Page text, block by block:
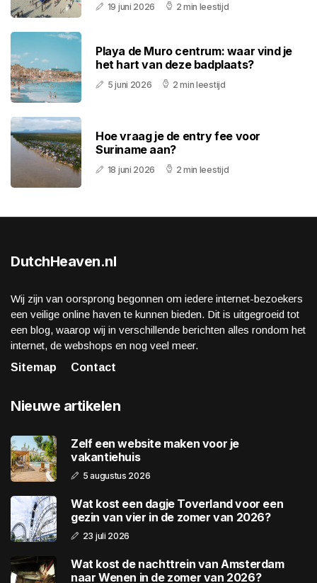
19 juni 2026 2 min leestijd
Playa de Muro centrum: waar vind je
het hart van deze badplaats?
5 juni 2026 2 min leestijd
Hoe vraag je de entry fee voor
Suriname aan?
18 juni 2026 2 min leestijd
DutchHeaven.nl
Wij zijn van oorsprong begonnen om iedere internet-bezoekers
een veilige online haven te kunnen bieden. Dit is uitgegroeid tot
een blog, waarop wij in verschillende berichten alles rondom het
internet, de webshops en nog veel meer.
Sitemap
Contact
Nieuwe artikelen
Zelf een website maken voor je
vakantiehuis
5 augustus 2026
Wat kost een dagje Toverland voor een
gezin van vier in de zomer van 2026?
23 juli 2026
Wat kost de nachttrein van Amsterdam
naar Wenen in de zomer van 2026?